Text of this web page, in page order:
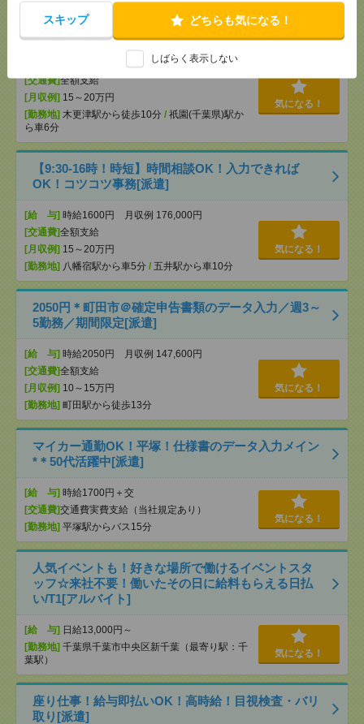
スキップ どちらも気になる！
しばらく表示しない
《時間相談OK！》時給1500円！長期！書類仕分けや
時給1500円 月収例 180,000円
[交通費]全額支給
[月収例] 15～20万円
[勤務地] 木更津駅から徒歩10分 / 祇園(千葉県)駅か
ら車6分
気になる！
【9:30-16時！時短】時間相談OK！入力できれば
OK！コツコツ事務[派遣]
[給 与] 時給1600円 月収例 176,000円
[交通費]全額支給
[月収例] 15～20万円
[勤務地] 八幡宿駅から車5分 / 五井駅から車10分
気になる！
2050円＊町田市＠確定申告書類のデータ入力／週3～
5勤務／期間限定[派遣]
[給 与] 時給2050円 月収例 147,600円
[交通費]全額支給
[月収例] 10～15万円
[勤務地] 町田駅から徒歩13分
気になる！
マイカー通勤OK！平塚！仕様書のデータ入力メイン
*＊50代活躍中[派遣]
[給 与] 時給1700円＋交
[交通費]交通費実費支給（当社規定あり）
[勤務地] 平塚駅からバス15分
気になる！
人気イベントも！好きな場所で働けるイベントスタ
ッフ☆来社不要！働いたその日に給料もらえる日払
い/T1[アルバイト]
[給 与] 日給13,000円～
[勤務地] 千葉県千葉市中央区新千葉（最寄り駅：千
葉駅）
気になる！
座り仕事！給与即払いOK！高時給！目視検査・バリ
取り[派遣]